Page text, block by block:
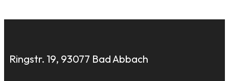
Ringstr. 19, 93077 Bad Abbach